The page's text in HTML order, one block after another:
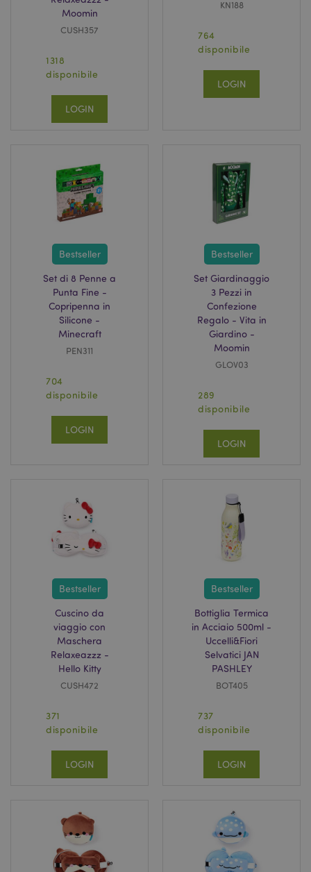
Moomin
CUSH357
1318
disponibile
LOGIN
KN188
764
disponibile
LOGIN
Bestseller
Set di 8 Penne a
Punta Fine -
Copripenna in
Silicone -
Minecraft
PEN311
704
disponibile
LOGIN
Bestseller
Set Giardinaggio
3 Pezzi in
Confezione
Regalo - Vita in
Giardino -
Moomin
GLOV03
289
disponibile
LOGIN
Bestseller
Cuscino da
viaggio con
Maschera
Relaxeazzz -
Hello Kitty
CUSH472
371
disponibile
LOGIN
Bestseller
Bottiglia Termica
in Acciaio 500ml -
Uccelli&Fiori
Selvatici JAN
PASHLEY
BOT405
737
disponibile
LOGIN